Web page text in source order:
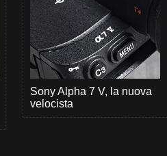
Sony Alpha 7 V, la nuova
velocista